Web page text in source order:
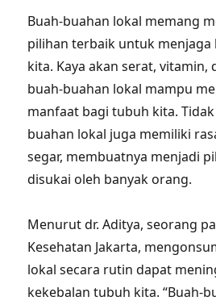
Buah-buahan lokal memang
pilihan terbaik untuk menjaga
kita. Kaya akan serat, vitamin,
buah-buahan lokal mampu
manfaat bagi tubuh kita.
buahan lokal juga memiliki
segar, membuatnya menjadi
disukai oleh banyak orang.
Menurut dr. Aditya, seorang
Kesehatan Jakarta,
lokal secara rutin dapat
kekebalan tubuh kita. “Buah-